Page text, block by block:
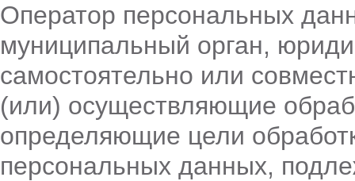
Оператор персональных
муниципальный орган,
самостоятельно или
(или) осуществляющие
определяющие цели
персональных данных,